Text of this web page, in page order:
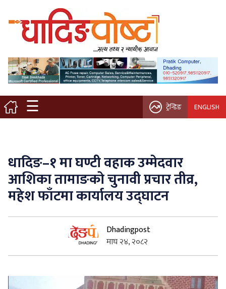
☰
मुख्य पृष्ठ
स्थानीय समाचार
विचार / ब्लग
नगर/गाउँ पालिका
कृषि/सहकारी
साहित्य / संस्कृति
प्रवास
ट्रेन्डिङ ENGLISH
धादिङ–१ मा घण्टी वहाक उम्मेदवार
आशिका तामाङको चुनावी प्रचार तीव्र,
महेश फाँटमा कार्यालय उद्घाटन
Dhadingpost
माघ २४, २०८२